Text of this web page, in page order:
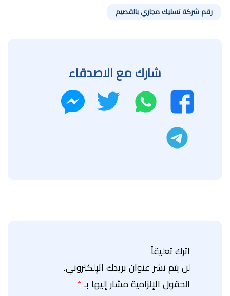
رقم شركة تسليك مجاري بالقصيم
شارك مع الاصدقاء
فيسبوك
واتساب تويتر
اترك تعليقاً
لن يتم نشر عنوان بريدك الإلكتروني.
الحقول الإلزامية مشار إليها بـ *